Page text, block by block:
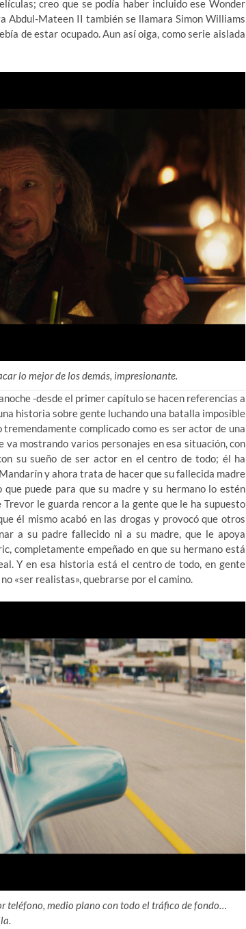
creo que se podía haber incluido ese Wonder
Abdul-Mateen II también se llamara Simon Williams
de estar ocupado. Aun así oiga, como serie aislada
lo mejor de los demás, impresionante.
-desde el primer capítulo se hacen referencias a
historia sobre gente luchando una batalla imposible
complicado como es ser actor de una
mostrando varios personajes en esa situación, con
su sueño de ser actor en el centro de todo; él ha
y ahora trata de hacer que su fallecida madre
puede para que su madre y su hermano lo estén
le guarda rencor a la gente que le ha supuesto
él mismo acabó en las drogas y provocó que otros
a su padre fallecido ni a su madre, que le apoya
completamente empeñado en que su hermano está
Y en esa historia está el centro de todo, en gente
«ser realistas», quebrarse por el camino.
teléfono, medio plano con todo el tráfico de fondo…